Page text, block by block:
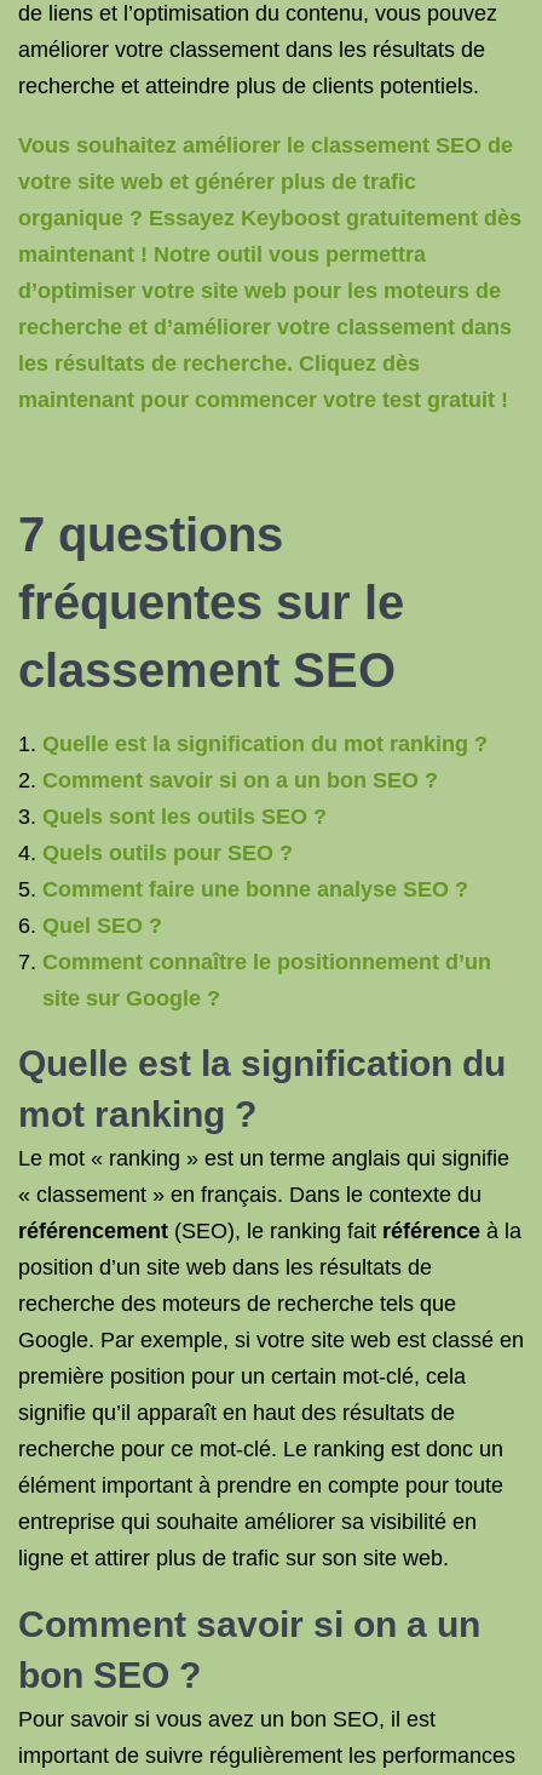
de liens et l’optimisation du contenu, vous pouvez
améliorer votre classement dans les résultats de
recherche et atteindre plus de clients potentiels.
Vous souhaitez améliorer le classement SEO de
votre site web et générer plus de trafic
organique ? Essayez Keyboost gratuitement dès
maintenant ! Notre outil vous permettra
d’optimiser votre site web pour les moteurs de
recherche et d’améliorer votre classement dans
les résultats de recherche. Cliquez dès
maintenant pour commencer votre test gratuit !
7 questions
fréquentes sur le
classement SEO
Quelle est la signification du mot ranking ?
Comment savoir si on a un bon SEO ?
Quels sont les outils SEO ?
Quels outils pour SEO ?
Comment faire une bonne analyse SEO ?
Quel SEO ?
Comment connaître le positionnement d’un
site sur Google ?
Quelle est la signification du
mot ranking ?
Le mot « ranking » est un terme anglais qui signifie
« classement » en français. Dans le contexte du
référencement (SEO), le ranking fait référence à la
position d’un site web dans les résultats de
recherche des moteurs de recherche tels que
Google. Par exemple, si votre site web est classé en
première position pour un certain mot-clé, cela
signifie qu’il apparaît en haut des résultats de
recherche pour ce mot-clé. Le ranking est donc un
élément important à prendre en compte pour toute
entreprise qui souhaite améliorer sa visibilité en
ligne et attirer plus de trafic sur son site web.
Comment savoir si on a un
bon SEO ?
Pour savoir si vous avez un bon SEO, il est
important de suivre régulièrement les performances